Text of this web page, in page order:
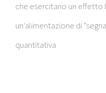
che esercitano un
un’alimentazione di
quantitativa